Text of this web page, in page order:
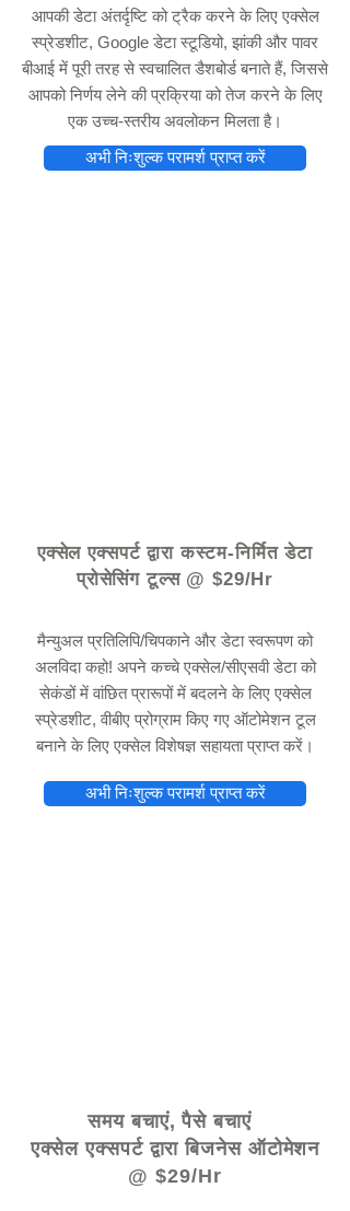
आपकी डेटा अंतर्दृष्टि को ट्रैक करने के लिए एक्सेल
स्प्रेडशीट, Google डेटा स्टूडियो, झांकी और पावर
बीआई में पूरी तरह से स्वचालित डैशबोर्ड बनाते हैं, जिससे
आपको निर्णय लेने की प्रक्रिया को तेज करने के लिए
एक उच्च-स्तरीय अवलोकन मिलता है।
अभी निःशुल्क परामर्श प्राप्त करें
एक्सेल एक्सपर्ट द्वारा कस्टम-निर्मित डेटा
प्रोसेसिंग टूल्स @ $29/Hr
मैन्युअल प्रतिलिपि/चिपकाने और डेटा स्वरूपण को
अलविदा कहो! अपने कच्चे एक्सेल/सीएसवी डेटा को
सेकंडों में वांछित प्रारूपों में बदलने के लिए एक्सेल
स्प्रेडशीट, वीबीए प्रोग्राम किए गए ऑटोमेशन टूल
बनाने के लिए एक्सेल विशेषज्ञ सहायता प्राप्त करें।
अभी निःशुल्क परामर्श प्राप्त करें
समय बचाएं, पैसे बचाएं
एक्सेल एक्सपर्ट द्वारा बिजनेस ऑटोमेशन
@ $29/Hr